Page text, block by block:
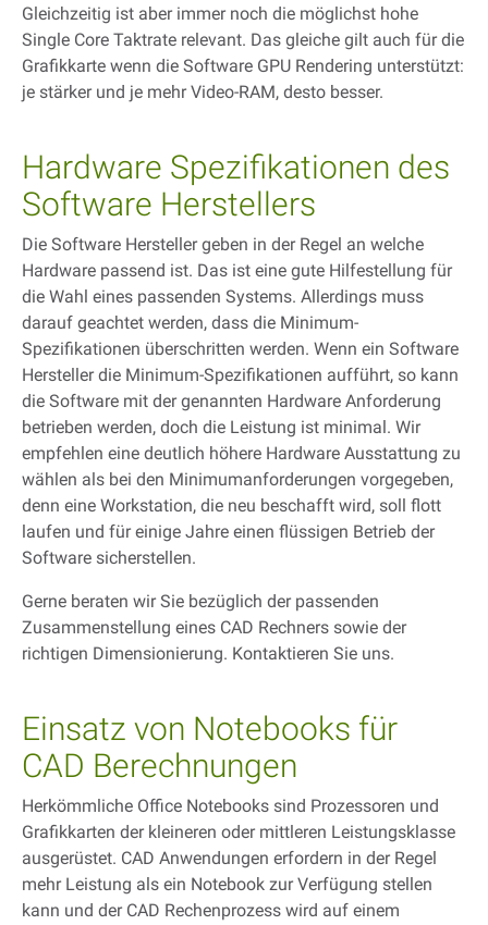
Gleichzeitig ist aber immer noch die möglichst hohe
Single Core Taktrate relevant. Das gleiche gilt auch für die
Grafikkarte wenn die Software GPU Rendering unterstützt:
je stärker und je mehr Video-RAM, desto besser.
Hardware Spezifikationen des
Software Herstellers
Die Software Hersteller geben in der Regel an welche
Hardware passend ist. Das ist eine gute Hilfestellung für
die Wahl eines passenden Systems. Allerdings muss
darauf geachtet werden, dass die Minimum-
Spezifikationen überschritten werden. Wenn ein Software
Hersteller die Minimum-Spezifikationen aufführt, so kann
die Software mit der genannten Hardware Anforderung
betrieben werden, doch die Leistung ist minimal. Wir
empfehlen eine deutlich höhere Hardware Ausstattung zu
wählen als bei den Minimumanforderungen vorgegeben,
denn eine Workstation, die neu beschafft wird, soll flott
laufen und für einige Jahre einen flüssigen Betrieb der
Software sicherstellen.
Gerne beraten wir Sie bezüglich der passenden
Zusammenstellung eines CAD Rechners sowie der
richtigen Dimensionierung. Kontaktieren Sie uns.
Einsatz von Notebooks für
CAD Berechnungen
Herkömmliche Office Notebooks sind Prozessoren und
Grafikkarten der kleineren oder mittleren Leistungsklasse
ausgerüstet. CAD Anwendungen erfordern in der Regel
mehr Leistung als ein Notebook zur Verfügung stellen
kann und der CAD Rechenprozess wird auf einem